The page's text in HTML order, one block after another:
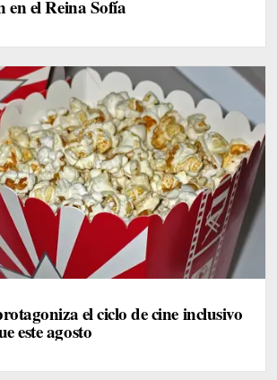
el Reina Sofía
el ciclo de cine inclusivo
este agosto